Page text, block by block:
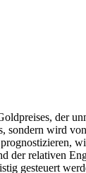
der
sondern wird
der relativen
gesteuert